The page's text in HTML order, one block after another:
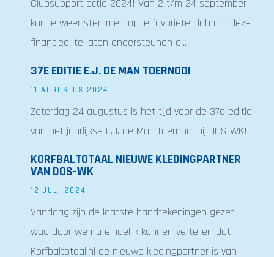
Clubsupport actie 2024! Van 2 t/m 24 september
kun je weer stemmen op je favoriete club om deze
financieel te laten ondersteunen d...
37E EDITIE E.J. DE MAN TOERNOOI
11 AUGUSTUS 2024
Zaterdag 24 augustus is het tijd voor de 37e editie
van het jaarlijkse E.J. de Man toernooi bij DOS-WK!
KORFBALTOTAAL NIEUWE KLEDINGPARTNER
VAN DOS-WK
12 JULI 2024
Vandaag zijn de laatste handtekeningen gezet
waardoor we nu eindelijk kunnen vertellen dat
Korfbaltotaal.nl de nieuwe kledingpartner is van